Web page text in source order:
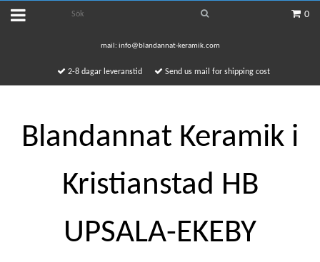
0
mail: info@blandannat-keramik.com
2-8 dagar leveranstid Send us mail for shipping cost
Blandannat Keramik i
Kristianstad HB
UPSALA-EKEBY